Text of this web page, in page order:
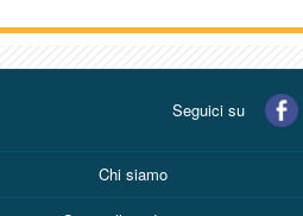
Seguici su
Chi siamo